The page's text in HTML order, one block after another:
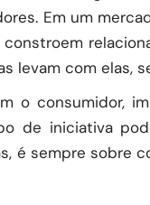
Em um
levam com elas,
o consumidor,
de iniciativa
é sempre sobre